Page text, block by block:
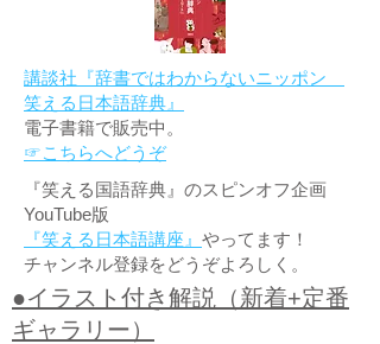
講談社『辞書ではわからないニッポン
笑える日本語辞典』
電子書籍で販売中。
☞こちらへどうぞ
『笑える国語辞典』のスピンオフ企画
YouTube版
『笑える日本語講座』 やってます！
チャンネル登録をどうぞよろしく。
●イラスト付き解説（新着+定番
ギャラリー）